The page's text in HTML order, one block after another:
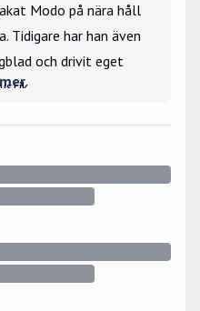
Modo på nära håll
Tidigare har han även
och drivit eget
2019 på plats i
i Ottawa för
Lidströms OS-